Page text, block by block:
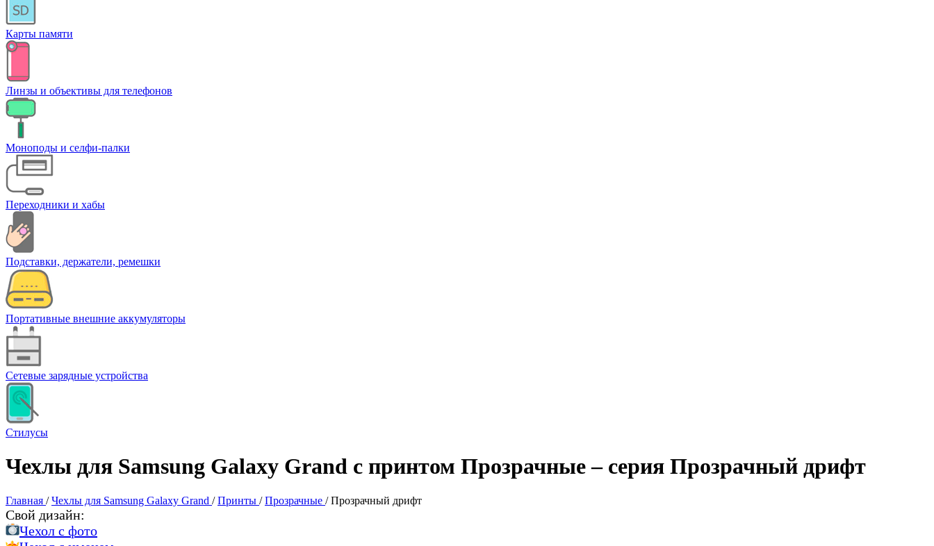
Карты памяти
Линзы и объективы для телефонов
Моноподы и селфи-палки
Переходники и хабы
Подставки, держатели, ремешки
Портативные внешние аккумуляторы
Сетевые зарядные устройства
Стилусы
Чехлы для Samsung Galaxy Grand с принтом Прозрачные – cерия Прозрачный дрифт
Главная / Чехлы для Samsung Galaxy Grand / Принты / Прозрачные / Прозрачный дрифт
Свой дизайн:
Чехол c фото